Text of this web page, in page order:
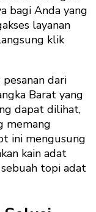
bagi Anda yang
layanan
klik
dari
Barat yang
dapat dilihat,
memang
ini mengusung
kain adat
topi adat